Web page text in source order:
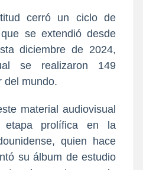
cerró un ciclo de
se extendió desde
diciembre de 2024,
se realizaron 149
del mundo.
material audiovisual
etapa prolífica en la
quien hace
su álbum de estudio